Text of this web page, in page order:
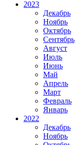
2023
Декабрь
Ноябрь
Октябрь
Сентябрь
Август
Июль
Июнь
Май
Апрель
Март
Февраль
Январь
2022
Декабрь
Ноябрь